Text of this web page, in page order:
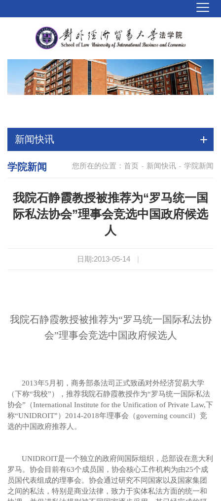
新闻快讯
您所在的位置： 首页 - 新闻快讯 - 学院新闻
学院新闻
我院石静霞教授被推荐为“罗马统一国
际私法协会”理事会竞选中国政府候选
人
日期:2013-05-14 |
我院石静霞教授被推荐为“罗马统一国际私法协
会”理事会竞选中国政府候选人
2013年5 月初，商务部条法司正式致函对外经济贸易大学
（下称“我校”），推荐我院石静霞教授作为“罗马统一国际私法
协会”（International Institute for the Unification of Private Law,下
称“UNIDROIT”） 2014-2018年理事会（governing council）竞
选的中国政府推荐人。
UNIDROIT是一个独立的政府间国际组织，总部设在意大利
罗马。协会目前有63个成员国，协会核心工作机构为由25个成
员国代表组成的理事会。协会通过研究不同国家以及国家集团
之间的私法，特别是商业法律，致力于实体私法方面的统一和